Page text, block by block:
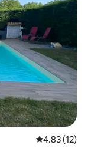
平均评分
4.83 (12)